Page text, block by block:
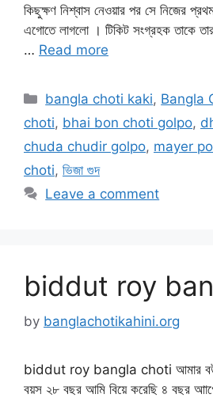
কিছুক্ষণ নিশ্বাস নেওয়ার পর সে নিজের
এগোতে লাগলো । টিকিট সংগ্রহক তাকে তার
… Read more
Categories
bangla choti kaki, Bangla
choti, bhai bon choti golpo,
chuda chudir golpo, mayer
choti, ভিজা গুদ
Leave a comment
biddut roy
by banglachotikahini.org
biddut roy bangla choti আমার বউ
বয়স ২৮ বছর আমি বিয়ে করেছি ৪ বছর